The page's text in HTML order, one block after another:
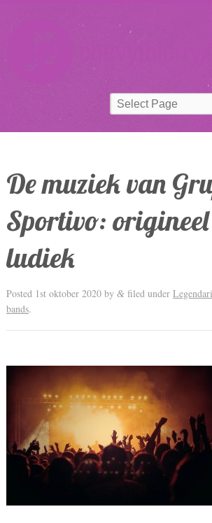
De muziek van
Sportivo: origineel
ludiek
Posted 1st oktober 2020by &filed under
bands.